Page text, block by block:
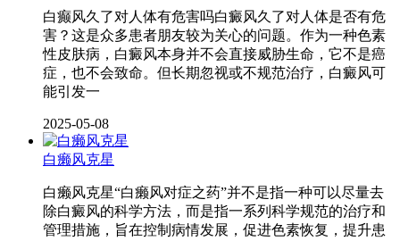
白癫风久了对人体有危害吗白癜风久了对人体是否有危
害？这是众多患者朋友较为关心的问题。作为一种色素
性皮肤病，白癜风本身并不会直接威胁生命，它不是癌
症，也不会致命。但长期忽视或不规范治疗，白癜风可
能引发一
2025-05-08
白癞风克星
白癞风克星“白癞风对症之药”并不是指一种可以尽量去
除白癜风的科学方法，而是指一系列科学规范的治疗和
管理措施，旨在控制病情发展，促进色素恢复，提升患